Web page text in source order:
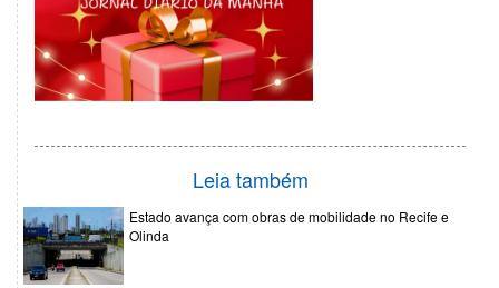
Leia também
Estado avança com obras de mobilidade no Recife e
Olinda